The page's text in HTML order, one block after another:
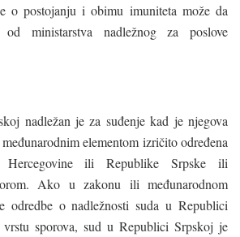
o postojanju i obimu imuniteta može da
od ministarstva nadležnog za poslove
nadležan je za suđenje kad je njegova
elementom izričito određena
ili Republike Srpske ili
Ako u zakonu ili međunarodnom
odredbe o nadležnosti suda u Republici
sporova, sud u Republici Srpskoj je